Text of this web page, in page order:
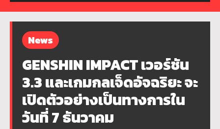
News
GENSHIN IMPACT เวอร์ชัน
3.3 และเกมกลเจ็ดอัจฉริยะ จะ
เปิดตัวอย่างเป็นทางการใน
วันที่ 7 ธันวาคม